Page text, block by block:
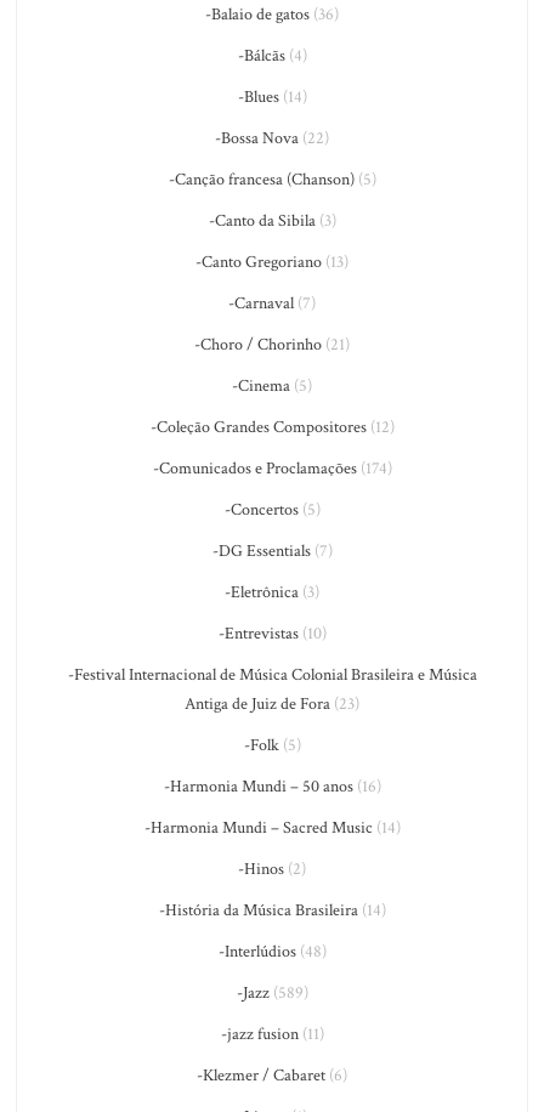
-Balaio de gatos (36)
-Bálcãs(4)
-Blues(14)
-Bossa Nova (22)
-Canção francesa (Chanson)(5)
-Canto da Sibila(3)
-Canto Gregoriano (13)
-Carnaval (7)
-Choro / Chorinho (21)
-Cinema (5)
-Coleção Grandes Compositores(12)
-Comunicados e Proclamações(174)
-Concertos(5)
-DG Essentials(7)
-Eletrônica (3)
-Entrevistas(10)
-Festival Internacional de Música Colonial Brasileira e Música
Antiga de Juiz de Fora (23)
-Folk(5)
-Harmonia Mundi – 50 anos(16)
-Harmonia Mundi – Sacred Music (14)
-Hinos (2)
-História da Música Brasileira(14)
-Interlúdios(48)
-Jazz(589)
-jazz fusion(11)
-Klezmer / Cabaret (6)